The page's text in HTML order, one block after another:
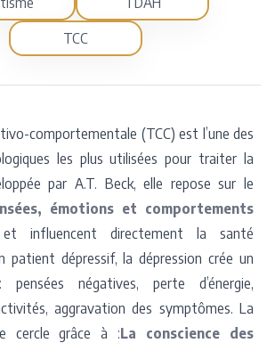
TCC
comportementale (TCC) est l’une des
les plus utilisées pour traiter la
par A.T. Beck, elle repose sur le
émotions et comportements
et influencent directement la santé
patient dépressif, la dépression crée un
négatives, perte d’énergie,
aggravation des symptômes. La
cercle grâce à :La conscience des